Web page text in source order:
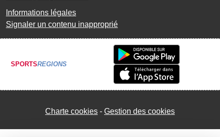
Informations légales
Signaler un contenu inapproprié
SPORTSREGIONS
Charte cookies Gestion des cookies